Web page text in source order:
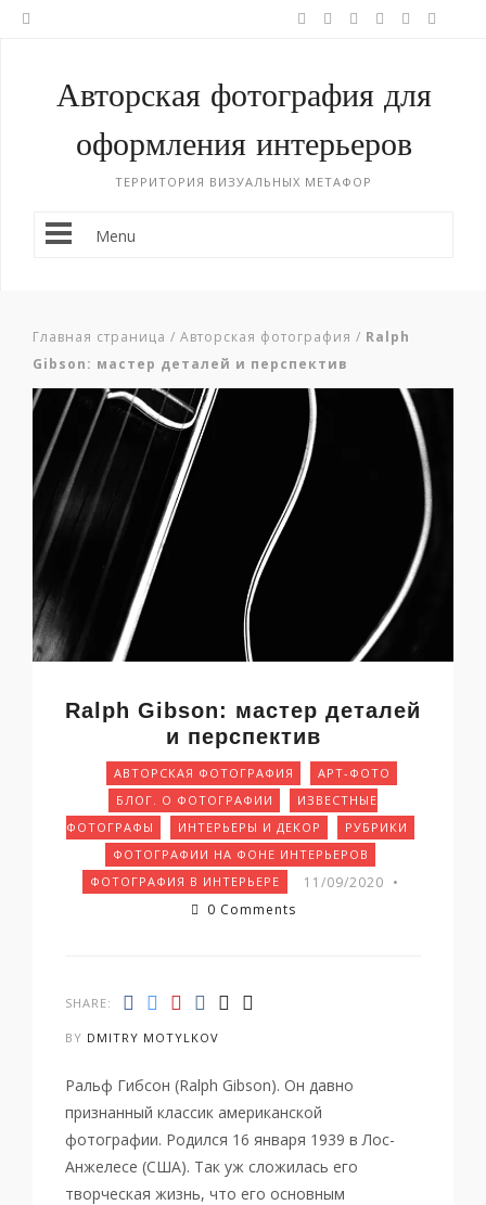
Авторская фотография для
оформления интерьеров
ТЕРРИТОРИЯ ВИЗУАЛЬНЫХ МЕТАФОР
Menu
Главная страница / Авторская фотография / Ralph
Gibson: мастер деталей и перспектив
Ralph Gibson: мастер деталей
и перспектив
АВТОРСКАЯ ФОТОГРАФИЯ
АРТ-ФОТО
БЛОГ. О ФОТОГРАФИИ
ИЗВЕСТНЫЕ
ФОТОГРАФЫ
ИНТЕРЬЕРЫ И ДЕКОР
РУБРИКИ
ФОТОГРАФИИ НА ФОНЕ ИНТЕРЬЕРОВ
ФОТОГРАФИЯ В ИНТЕРЬЕРЕ
11/09/2020 •
0 Comments
SHARE:
BY DMITRY MOTYLKOV
Ральф Гибсон (Ralph Gibson). Он давно
признанный классик американской
фотографии. Родился 16 января 1939 в Лос-
Анжелесе (США). Так уж сложилась его
творческая жизнь, что его основным